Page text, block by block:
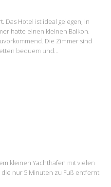
Das Hotel ist ideal gelegen, in
hatte einen kleinen Balkon.
Die Zimmer sind
bequem und…
kleinen Yachthafen mit vielen
nur 5 Minuten zu Fuß entfernt